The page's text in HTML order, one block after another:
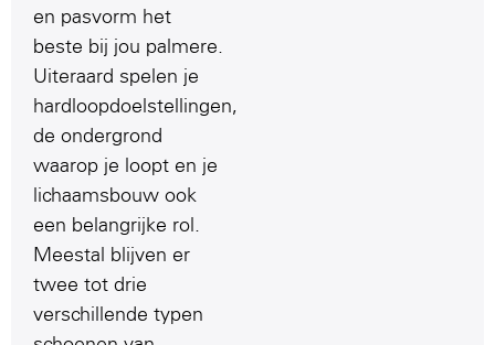
en pasvorm het
beste bij jou palmere.
Uiteraard spelen je
hardloopdoelstellingen,
de ondergrond
waarop je loopt en je
lichaamsbouw ook
een belangrijke rol.
Meestal blijven er
twee tot drie
verschillende typen